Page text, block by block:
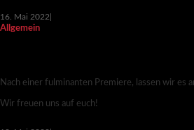
16. Mai 2022
Allgemein
Nach einer fulminanten Premiere, lassen wir es
Wir freuen uns auf euch!